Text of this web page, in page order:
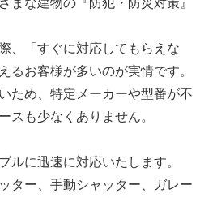
、「すぐに対応してもらえな
お客様が多いのが実情です。
ため、特定メーカーや型番が不
スも少なくありません。
ルに迅速に対応いたします。
ター、手動シャッター、ガレー